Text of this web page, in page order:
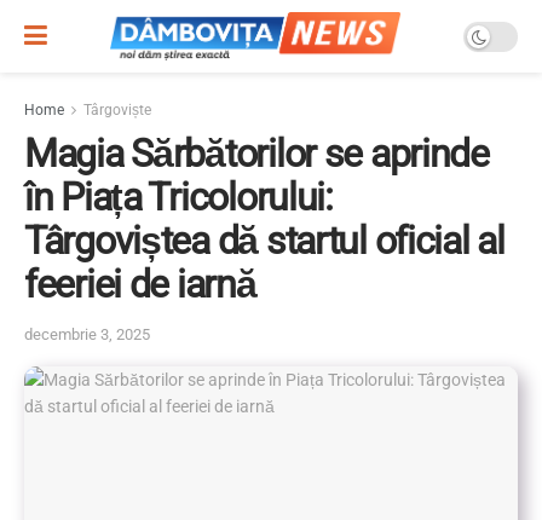
Home Târgoviște
Magia Sărbătorilor se aprinde
în Piața Tricolorului:
Târgoviștea dă startul oficial al
feeriei de iarnă
decembrie 3, 2025